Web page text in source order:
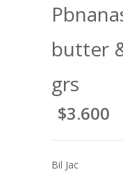
butter
grs
$3.600
Bil Jac